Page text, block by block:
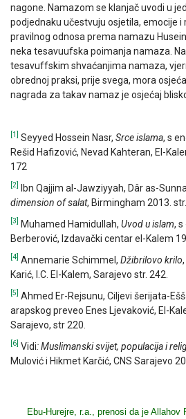
nagone. Namazom se klanjač uvodi u
podjednaku učestvuju osjetila, emocije i
pravilnog odnosa prema namazu
neka tesavuufska poimanja namaza.
tesavuffskim shvaćanjima namaza,
obrednoj praksi, prije svega, mora
nagrada za takav namaz je osjećaj
[1] Seyyed Hossein Nasr, Srce islama, s
Rešid Hafizović, Nevad Kahteran, El-
172
[2] Ibn Qajjim al-Jawziyyah, Dâr as-
dimension of salat, Birmingham 2013.
[3] Muhamed Hamidullah, Uvod u islam,
Berberović, Izdavački centar el-Kalem
[4] Annemarie Schimmel, Džibrilovo krilo
Karić, I.C. El-Kalem, Sarajevo str. 242.
[5] Ahmed Er-Rejsunu, Ciljevi šerijata-
arapskog preveo Enes Ljevaković, El-
Sarajevo, str 220.
[6] Vidi: Muslimanski svijet, populacija i
Mulović i Hikmet Karčić, CNS Sarajevo
Ebu-Hurejre, r.a., prenosi da je